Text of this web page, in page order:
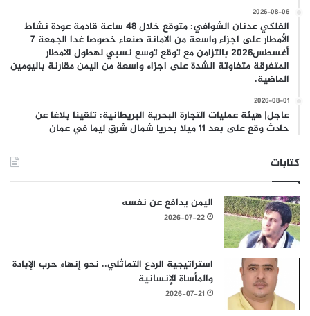
2026-08-06
الفلكي عدنان الشوافي: متوقع خلال 48 ساعة قادمة عودة نشاط
الأمطار على اجزاء واسعة من الامانة صنعاء خصوصا غدا الجمعة 7
أغسطس2026 بالتزامن مع توقع توسع نسبي لهطول الامطار
المتفرقة متفاوتة الشدة على اجزاء واسعة من اليمن مقارنة باليومين
الماضية.
2026-08-01
عاجل| هيئة عمليات التجارة البحرية البريطانية: تلقينا بلاغا عن
حادث وقع على بعد 11 ميلا بحريا شمال شرق ليما في عمان
كتابات
اليمن يدافع عن نفسه
2026-07-22
استراتيجية الردع التماثلي.. نحو إنهاء حرب الإبادة
والمأساة الإنسانية
2026-07-21